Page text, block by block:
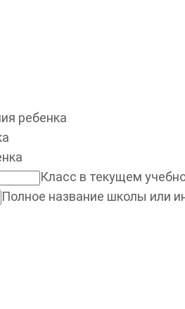
ребенка
Класс в текущем
Полное название школы или